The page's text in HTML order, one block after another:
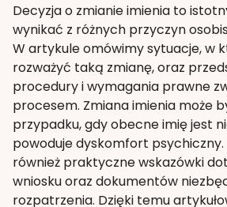
Decyzja o zmianie imienia to
wynikać z różnych przyczyn
W artykule omówimy sytuacje, w
rozważyć taką zmianę, oraz
procedury i wymagania prawne
procesem. Zmiana imienia może
przypadku, gdy obecne imię jest
powoduje dyskomfort
również praktyczne wskazówki
wniosku oraz dokumentów
rozpatrzenia. Dzięki temu